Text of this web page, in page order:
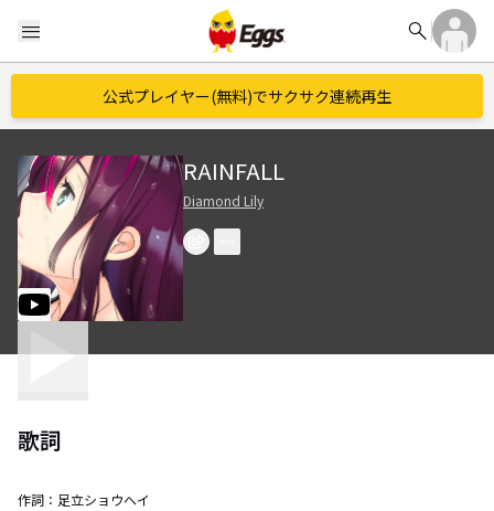
menu search
公式プレイヤー(無料)でサクサク連続再生
RAINFALL
Diamond Lily
歌詞
作詞： 足立ショウヘイ